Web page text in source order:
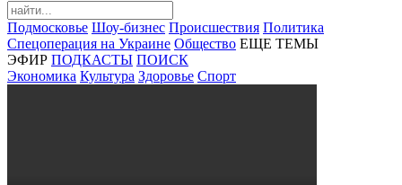
Подмосковье Шоу-бизнес Происшествия Политика
Спецоперация на Украине Общество ЕЩЕ ТЕМЫ
ЭФИР ПОДКАСТЫ ПОИСК
Экономика Культура Здоровье Спорт